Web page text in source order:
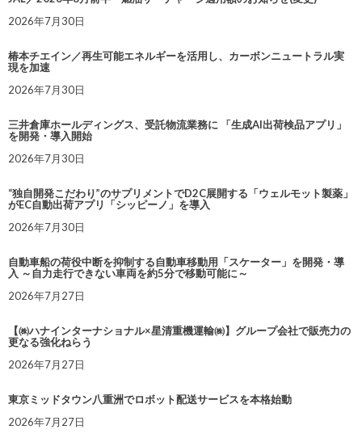
2026年7月30日
椿本チエイン／再生可能エネルギーを活用し、カーボンニュートラル実
現を加速
2026年7月30日
三井倉庫ホールディングス、受託物流業務に 「生成AI出荷検品アプリ」
を開発・導入開始
2026年7月30日
“独自開発こだわり”のサプリメントでD2C展開する「ウェルモット製薬」
がEC自動出荷アプリ「シッピーノ」を導入
2026年7月30日
自動車船の荷役中断を抑制する自動車移動用「スケーター」を開発・導
入 ～自力走行できない車両を約5分で移動可能に～
2026年7月27日
【㈱ハナインターナショナル×星清重機運輸㈱】グループ会社で販売力の
更なる強化ねらう
2026年7月27日
東京ミッドタウン八重洲でロボット配送サービスを本格始動
2026年7月27日